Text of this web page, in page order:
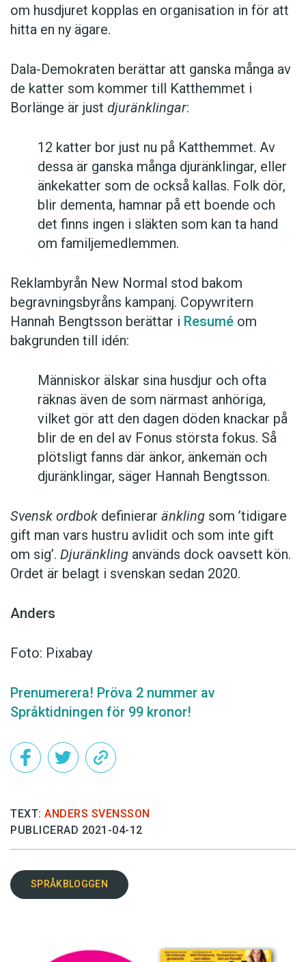
om husdjuret kopplas en organisation in för att
hitta en ny ägare.
Dala-Demokraten berättar att ganska många av
de katter som kommer till Katthemmet i
Borlänge är just djuränklingar:
12 katter bor just nu på Katthemmet. Av
dessa är ganska många djuränklingar, eller
änkekatter som de också kallas. Folk dör,
blir dementa, hamnar på ett boende och
det finns ingen i släkten som kan ta hand
om familjemedlemmen.
Reklambyrån New Normal stod bakom
begravningsbyråns kampanj. Copywritern
Hannah Bengtsson berättar i Resumé om
bakgrunden till idén:
Människor älskar sina husdjur och ofta
räknas även de som närmast anhöriga,
vilket gör att den dagen döden knackar på
blir de en del av Fonus största fokus. Så
plötsligt fanns där änkor, änkemän och
djuränklingar, säger Hannah Bengtsson.
Svensk ordbok definierar änkling som ’tidigare
gift man vars hustru av­lidit och som inte gift
om sig’. Djuränkling används dock oavsett kön.
Ordet är belagt i svenskan sedan 2020.
Anders
Foto: Pixabay
Prenumerera! Pröva 2 nummer av
Språktidningen för 99 kronor!
TEXT: ANDERS SVENSSON
PUBLICERAD 2021-04-12
SPRÅKBLOGGEN